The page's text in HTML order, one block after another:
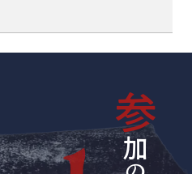
参
加